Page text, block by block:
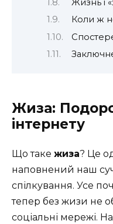
Жизнь і
Коли ж
Жиза:
інтернету
Що таке жиза? Це
наповнений наш
спілкування. Усе
тепер без жизи не
соціальні мережі.